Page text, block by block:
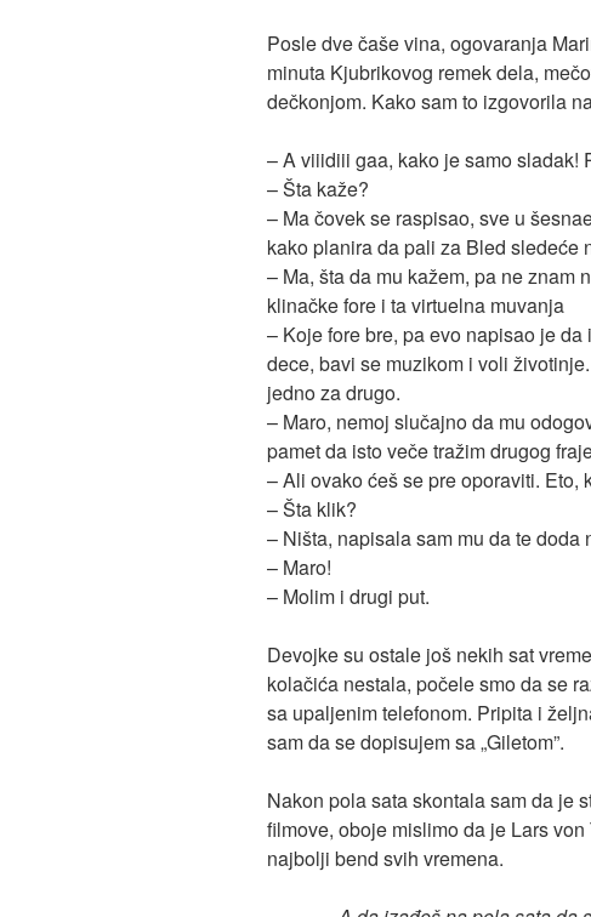
Posle dve čaše vina, ogovaranja
minuta Kjubrikovog remek dela,
dečkonjom. Kako sam to izgovorila
– A viiidiii gaa, kako je samo sladak!
– Šta kaže?
– Ma čovek se raspisao, sve u
kako planira da pali za Bled sledeće
– Ma, šta da mu kažem, pa ne znam
klinačke fore i ta virtuelna muvanja
– Koje fore bre, pa evo napisao je
dece, bavi se muzikom i voli
jedno za drugo.
– Maro, nemoj slučajno da mu
pamet da isto veče tražim drugog
– Ali ovako ćeš se pre oporaviti. Eto,
– Šta klik?
– Ništa, napisala sam mu da te doda
– Maro!
– Molim i drugi put.
Devojke su ostale još nekih sat
kolačića nestala, počele smo da se
sa upaljenim telefonom. Pripita i
sam da se dopisujem sa „Giletom”.
Nakon pola sata skontala sam da je
filmove, oboje mislimo da je Lars
najbolji bend svih vremena.